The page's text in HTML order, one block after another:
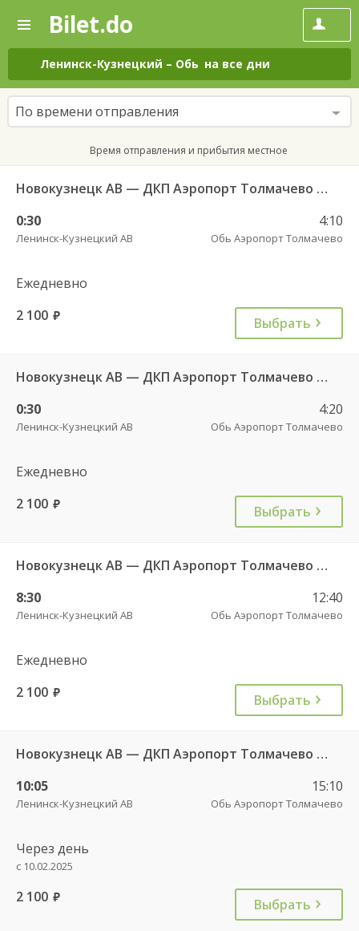
—
Поиск
и
покупка
билетов
на
автобус
онлайн
Bilet.do
Ленинск-Кузнецкий – Обь на все дни
По времени отправления
Время отправления и прибытия местное
Новокузнецк АВ — ДКП Аэропорт Толмачево г.Обь-2 5922_л
0:30
Ленинск-Кузнецкий АВ
4:10
Обь Аэропорт Толмачево
Ежедневно
2 100 руб. Выбрать
Новокузнецк АВ — ДКП Аэропорт Толмачево г.Обь-2 5922_з
0:30
Ленинск-Кузнецкий АВ
4:20
Обь Аэропорт Толмачево
Ежедневно
2 100 руб. Выбрать
Новокузнецк АВ — ДКП Аэропорт Толмачево г.Обь-2 9527
8:30
Ленинск-Кузнецкий АВ
12:40
Обь Аэропорт Толмачево
Ежедневно
2 100 руб. Выбрать
Новокузнецк АВ — ДКП Аэропорт Толмачево г.Обь-2 6657
10:05
Ленинск-Кузнецкий АВ
15:10
Обь Аэропорт Толмачево
Через день
с 10.02.2025
2 100 руб. Выбрать